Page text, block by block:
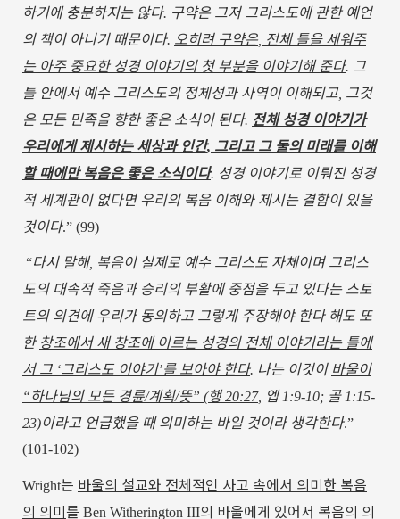
하기에 충분하지는 않다. 구약은 그저 그리스도에 관한 예언
의 책이 아니기 때문이다. 오히려 구약은, 전체 틀을 세워주
는 아주 중요한 성경 이야기의 첫 부분을 이야기해 준다. 그
틀 안에서 예수 그리스도의 정체성과 사역이 이해되고, 그것
은 모든 민족을 향한 좋은 소식이 된다. 전체 성경 이야기가
우리에게 제시하는 세상과 인간, 그리고 그 둘의 미래를 이해
할 때에만 복음은 좋은 소식이다. 성경 이야기로 이뤄진 성경
적 세계관이 없다면 우리의 복음 이해와 제시는 결함이 있을
것이다.” (99)
“다시 말해, 복음이 실제로 예수 그리스도 자체이며 그리스
도의 대속적 죽음과 승리의 부활에 중점을 두고 있다는 스토
트의 의견에 우리가 동의하고 그렇게 주장해야 한다 해도 또
한 창조에서 새 창조에 이르는 성경의 전체 이야기라는 틀에
서 그 ‘그리스도 이야기’를 보아야 한다. 나는 이것이 바울이
“하나님의 모든 경륜/계획/뜻” (행 20:27, 엡 1:9-10; 골 1:15-
23)이라고 언급했을 때 의미하는 바일 것이라 생각한다.”
(101-102)
Wright는 바울의 설교와 전체적인 사고 속에서 의미한 복음
의 의미를 Ben Witherington III의 바울에게 있어서 복음의 의